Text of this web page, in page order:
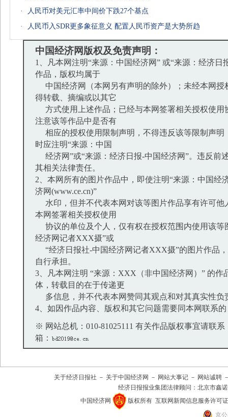
·
人民币对美元汇率中间价下跌27个基点
·
人民币入SDR更多象征意义 配置人民币资产是大势所趋
中国经济网版权及免责声明：
1、凡本网注明“来源：中国经济网” 或“来源：经济日
作品，版权均属于
中国经济网（本网另有声明的除外）；未经本网授
得转载、摘编或以其它
方式使用上述作品；已经与本网签署相关授权使用
注意该等作品中是否有
相应的授权使用限制声明，不得违反该等限制声明
时应注明“来源：中国
经济网”或“来源：经济日报-中国经济网”。违反前
其相关法律责任。
2、本网所有的图片作品中，即使注明“来源：中国经
济网(www.ce.cn)”
水印，但并不代表本网对该等图片作品享有许可他
本网签署相关授权使用
协议的单位及个人，仅有权在授权范围内使用该等
经济网记者XXX摄”或
“经济日报社-中国经济网记者XXX摄”的图片作品
自行承担。
3、凡本网注明 “来源：XXX（非中国经济网）” 的作
体，转载目的在于传递更
多信息，并不代表本网赞同其观点和对其真实性负
4、如因作品内容、版权和其它问题需要同本网联系
※ 网站总机：010-81025111 有关作品版权事宜请联系
箱：
关于经济日报社 － 关于中国经济网 － 网站大事记 － 网站诚聘
经济日报报业集团法律顾问： 北京市鑫
中国经济网
版权所有 互联网新闻信息服务许可证
京公